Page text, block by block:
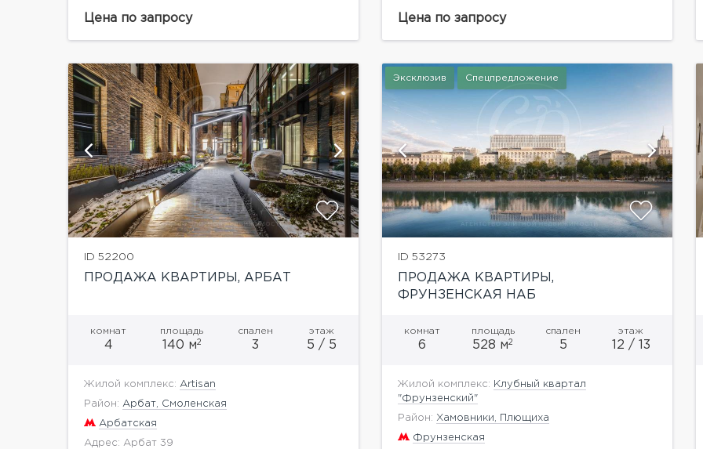
отделки.Дом на исторической улице Арбат.
Цена по запросу Цена по запросу
ID 52200
ПРОДАЖА КВАРТИРЫ, АРБАТ
комнат
4
площадь
140 м2
спален
3
этаж
5 / 5
Жилой комплекс: Artisan
Район: Арбат, Смоленская
Арбатская
Адрес: Арбат 39
показать ещё 4 фотографии
Эксклюзив Спецпредложение
ID 53273
ПРОДАЖА КВАРТИРЫ,
ФРУНЗЕНСКАЯ НАБ
комнат
6
площадь
528 м2
спален
5
этаж
12 / 13
Жилой комплекс:
Клубный квартал
"Фрунзенский"
Район: Хамовники, Плющиха
Фрунзенская